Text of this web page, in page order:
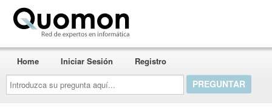
Introduzca
su
pregunta
aquí...
Home Iniciar Sesión Registro